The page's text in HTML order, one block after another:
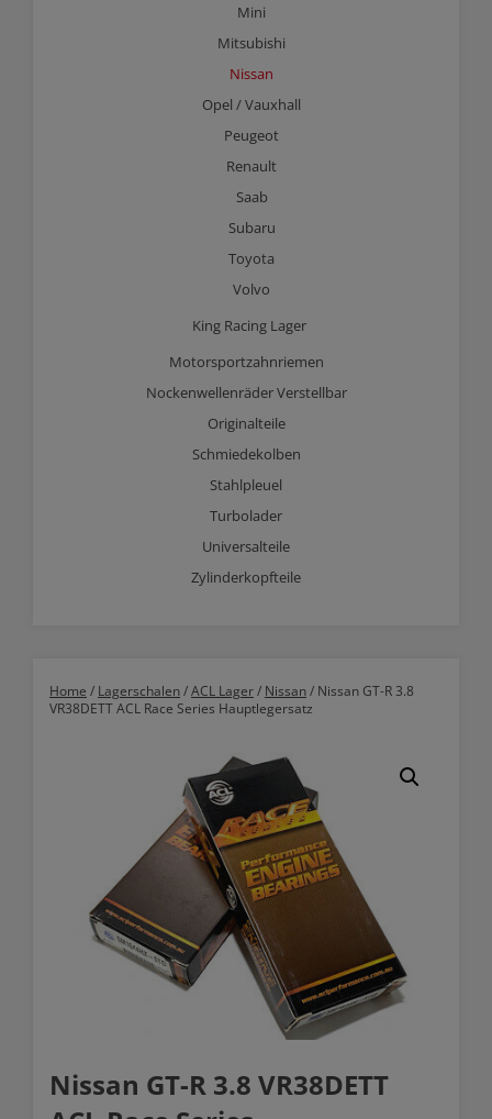
Mini
Mitsubishi
Nissan
Opel / Vauxhall
Peugeot
Renault
Saab
Subaru
Toyota
Volvo
King Racing Lager
Motorsportzahnriemen
Nockenwellenräder Verstellbar
Originalteile
Schmiedekolben
Stahlpleuel
Turbolader
Universalteile
Zylinderkopfteile
Home / Lagerschalen/ACL Lager/ Nissan/ Nissan GT-R 3.8
VR38DETT ACL Race Series Hauptlegersatz
Nissan GT-R 3.8 VR38DETT